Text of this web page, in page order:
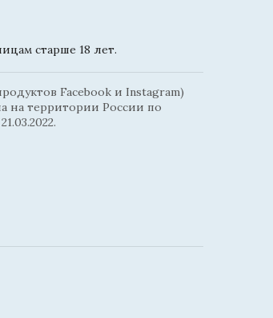
старше 18 лет.
Facebook и Instagram)
на территории России по